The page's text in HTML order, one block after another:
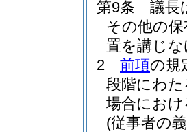
第9条
議長
その他の
置を講じ
2
前項の規
段階にわ
場合にお
(従事者の